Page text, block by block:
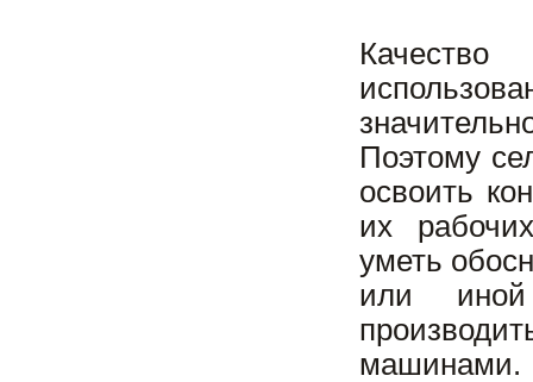
Поэтому
освоить
их
уметь
или иной
машинами.